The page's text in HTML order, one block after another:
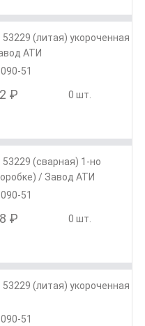
(литая) укороченная
АТИ
51
₽ 0 шт.
(сварная) 1-но
/ Завод АТИ
51
₽ 0 шт.
(литая) укороченная
51